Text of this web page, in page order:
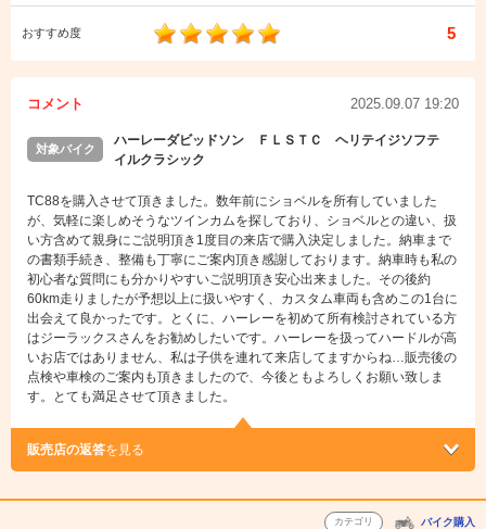
おすすめ度 5
コメント 2025.09.07 19:20
対象バイク
ハーレーダビッドソン ＦＬＳＴＣ ヘリテイジソフテ
イルクラシック
TC88を購入させて頂きました。数年前にショベルを所有していました
が、気軽に楽しめそうなツインカムを探しており、ショベルとの違い、扱
い方含めて親身にご説明頂き1度目の来店で購入決定しました。納車まで
の書類手続き、整備も丁寧にご案内頂き感謝しております。納車時も私の
初心者な質問にも分かりやすいご説明頂き安心出来ました。その後約
60km走りましたが予想以上に扱いやすく、カスタム車両も含めこの1台に
出会えて良かったです。とくに、ハーレーを初めて所有検討されている方
はジーラックスさんをお勧めしたいです。ハーレーを扱ってハードルが高
いお店ではありません、私は子供を連れて来店してますからね…販売後の
点検や車検のご案内も頂きましたので、今後ともよろしくお願い致しま
す。とても満足させて頂きました。
販売店の返答を見る
カテゴリ バイク購入